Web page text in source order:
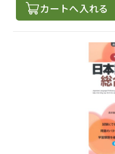
カートへ入れる